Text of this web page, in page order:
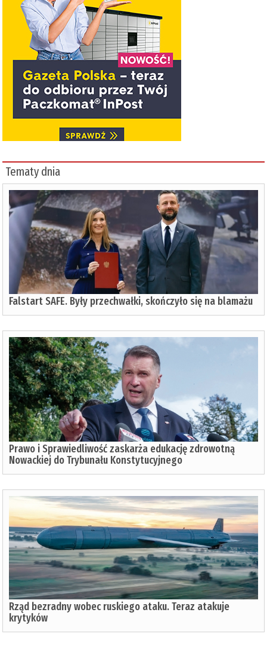
Tematy dnia
Falstart SAFE. Były przechwałki, skończyło się na blamażu
Prawo i Sprawiedliwość zaskarża edukację zdrowotną
Nowackiej do Trybunału Konstytucyjnego
Rząd bezradny wobec ruskiego ataku. Teraz atakuje
krytyków